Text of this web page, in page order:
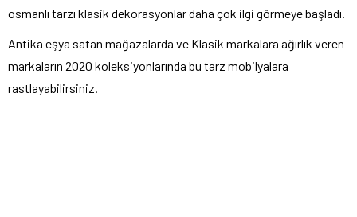
osmanlı tarzı klasik dekorasyonlar daha çok ilgi görmeye başladı.
Antika eşya satan mağazalarda ve Klasik markalara ağırlık veren
markaların 2020 koleksiyonlarında bu tarz mobilyalara
rastlayabilirsiniz.